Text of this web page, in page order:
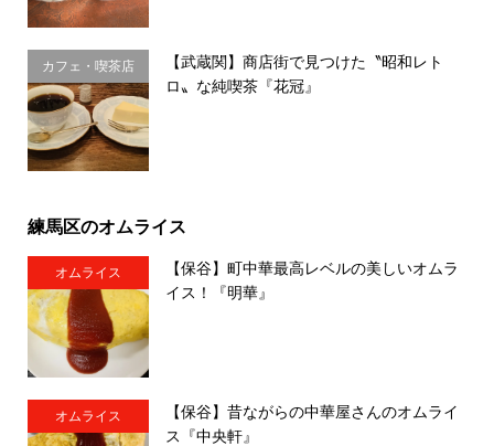
カフェ・喫茶店
【武蔵関】商店街で見つけた〝昭和レト
ロ〟な純喫茶『花冠』
練馬区のオムライス
オムライス
【保谷】町中華最高レベルの美しいオムラ
イス！『明華』
オムライス
【保谷】昔ながらの中華屋さんのオムライ
ス『中央軒』